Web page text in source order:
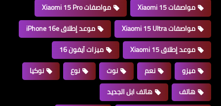
مواصفات Xiaomi 15
مواصفات Xiaomi 15 Pro
مواصفات Xiaomi 15 Ultra
موعد إطلاق iPhone 16e
موعد إطلاق Xiaomi 15
ميزات آيفون 16
ميزو
نعم نوت نوع
نوكيا
هاتف
هاتف ابل الجديد